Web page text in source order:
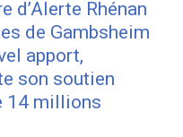
d’Alerte Rhénan
de Gambsheim
apport,
son soutien
14 millions